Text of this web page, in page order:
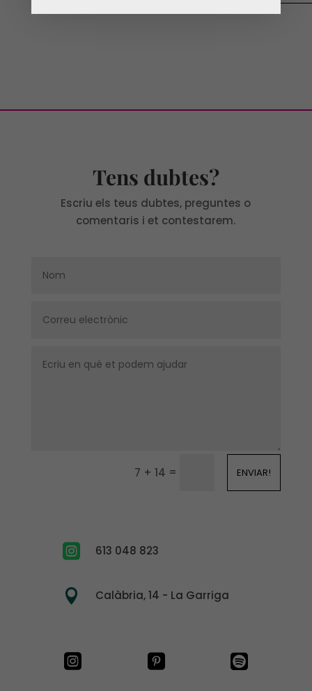
Tens dubtes?
Escriu els teus dubtes, preguntes o
comentaris i et contestarem.
7 + 14 = ENVIAR!
 613 048 823
 Calàbria, 14 - La Garriga
  